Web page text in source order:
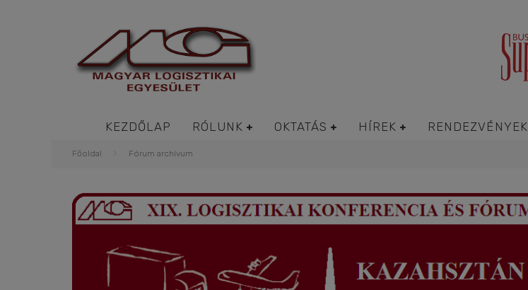
KEZDŐLAP RÓLUNK OKTATÁS HÍREK RENDEZVÉNYEK
Főoldal Fórum archívum